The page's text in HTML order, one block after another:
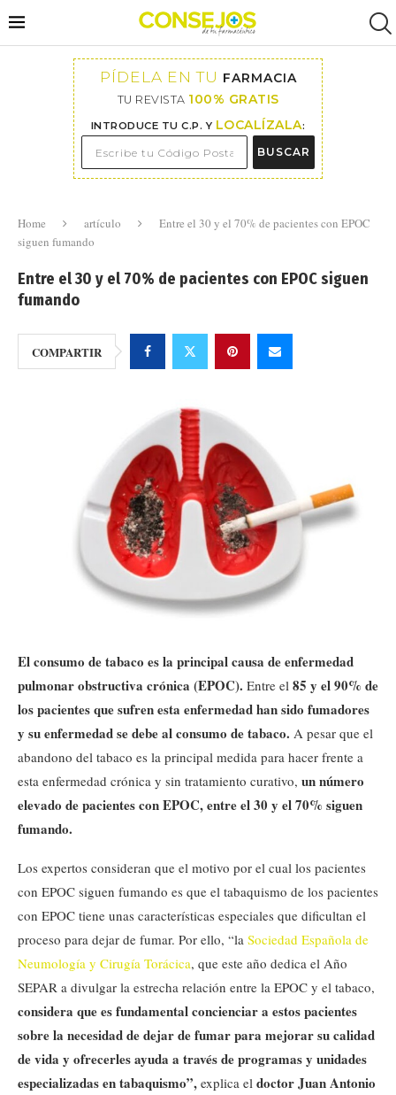
PÍDELA EN TU FARMACIA
TU REVISTA 100% GRATIS
INTRODUCE TU C.P. Y LOCALÍZALA:
BUSCAR
Home artículo
Entre el 30 y el 70% de pacientes con EPOC
siguen fumando
Entre el 30 y el 70% de pacientes con EPOC siguen
fumando
COMPARTIR
El consumo de tabaco es la principal causa de enfermedad
pulmonar obstructiva crónica (EPOC). Entre el 85 y el 90% de
los pacientes que sufren esta enfermedad han sido fumadores
y su enfermedad se debe al consumo de tabaco. A pesar que el
abandono del tabaco es la principal medida para hacer frente a
esta enfermedad crónica y sin tratamiento curativo, un número
elevado de pacientes con EPOC, entre el 30 y el 70% siguen
fumando.
Los expertos consideran que el motivo por el cual los pacientes
con EPOC siguen fumando es que el tabaquismo de los pacientes
con EPOC tiene unas características especiales que dificultan el
proceso para dejar de fumar. Por ello, “la Sociedad Española de
Neumología y Cirugía Torácica, que este año dedica el Año
SEPAR a divulgar la estrecha relación entre la EPOC y el tabaco,
considera que es fundamental concienciar a estos pacientes
sobre la necesidad de dejar de fumar para mejorar su calidad
de vida y ofrecerles ayuda a través de programas y unidades
especializadas en tabaquismo”, explica el doctor Juan Antonio